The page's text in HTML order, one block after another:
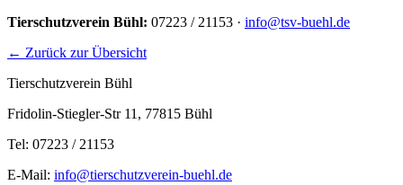
Tierschutzverein Bühl: 07223 / 21153 · info@tsv-buehl.de
← Zurück zur Übersicht
Tierschutzverein Bühl
Fridolin-Stiegler-Str 11, 77815 Bühl
Tel: 07223 / 21153
E-Mail: info@tierschutzverein-buehl.de